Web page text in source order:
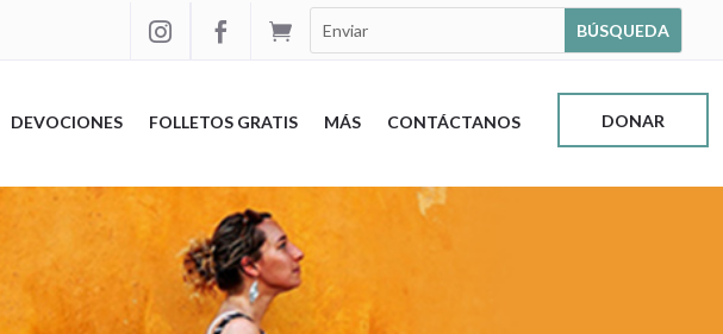



DEVOCIONES FOLLETOS GRATIS MÁS CONTÁCTANOS DONAR